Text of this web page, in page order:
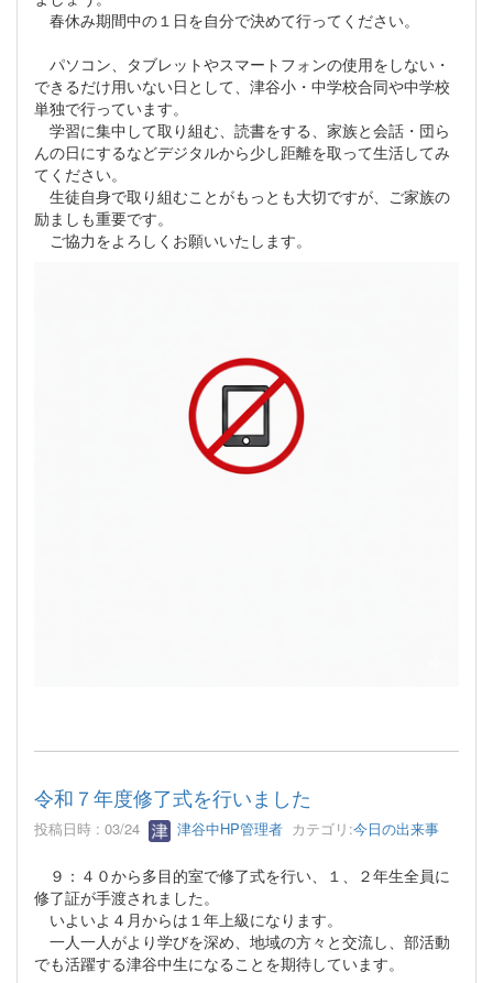
春休み期間中の１日を自分で決めて行ってください。
パソコン、タブレットやスマートフォンの使用をしない・
できるだけ用いない日として、津谷小・中学校合同や中学校
単独で行っています。
学習に集中して取り組む、読書をする、家族と会話・団ら
んの日にするなどデジタルから少し距離を取って生活してみ
てください。
生徒自身で取り組むことがもっとも大切ですが、ご家族の
励ましも重要です。
ご協力をよろしくお願いいたします。
令和７年度修了式を行いました
投稿日時 : 03/24 津谷中HP管理者 カテゴリ:今日の出来事
９：４０から多目的室で修了式を行い、１、２年生全員に
修了証が手渡されました。
いよいよ４月からは１年上級になります。
一人一人がより学びを深め、地域の方々と交流し、部活動
でも活躍する津谷中生になることを期待しています。